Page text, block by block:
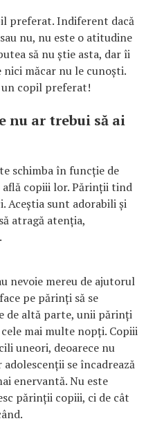
preferat. Indiferent dacă
nu, nu este o atitudine
să nu știe asta, dar îi
măcar nu le cunoști.
un copil preferat!
nu ar trebui să ai
schimba în funcție de
află copiii lor. Părinții tind
Aceștia sunt adorabili și
atragă atenția,
nevoie mereu de ajutorul
pe părinți să se
de altă parte, unii părinți
mai multe nopți. Copiii
uneori, deoarece nu
adolescenții se încadrează
enervantă. Nu este
părinții copiii, ci de cât